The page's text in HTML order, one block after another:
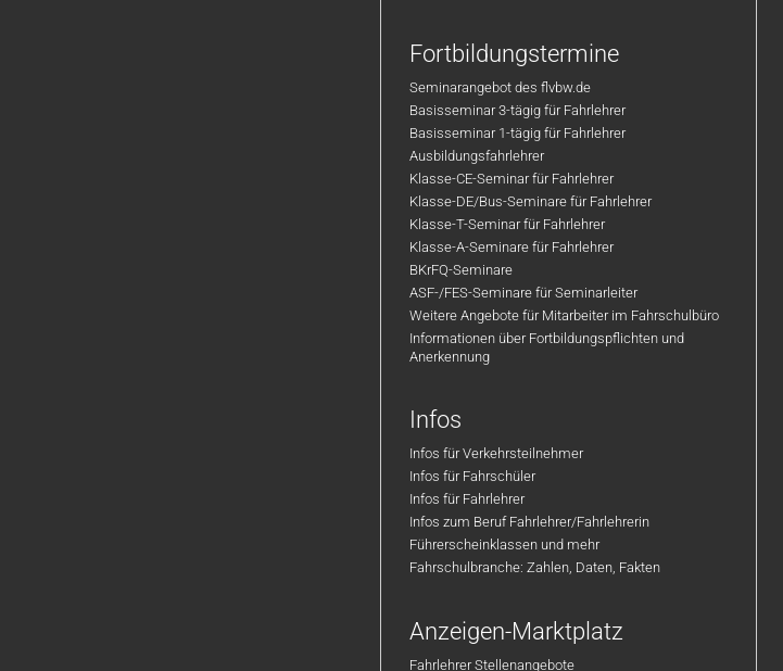
Fortbildungstermine
Seminarangebot des flvbw.de
Basisseminar 3-tägig für Fahrlehrer
Basisseminar 1-tägig für Fahrlehrer
Ausbildungsfahrlehrer
Klasse-CE-Seminar für Fahrlehrer
Klasse-DE/Bus-Seminare für Fahrlehrer
Klasse-T-Seminar für Fahrlehrer
Klasse-A-Seminare für Fahrlehrer
BKrFQ-Seminare
ASF-/FES-Seminare für Seminarleiter
Weitere Angebote für Mitarbeiter im Fahrschulbüro
Informationen über Fortbildungspflichten und
Anerkennung
Infos
Infos für Verkehrsteilnehmer
Infos für Fahrschüler
Infos für Fahrlehrer
Infos zum Beruf Fahrlehrer/Fahrlehrerin
Führerscheinklassen und mehr
Fahrschulbranche: Zahlen, Daten, Fakten
Anzeigen-Marktplatz
Fahrlehrer Stellenangebote